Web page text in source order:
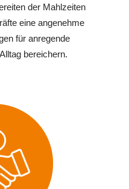
der Mahlzeiten
eine angenehme
für anregende
bereichern.